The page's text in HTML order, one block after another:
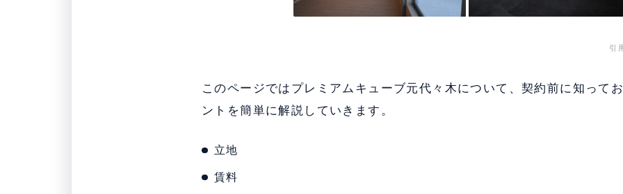
引
このページではプレミアムキューブ元代々木について、契約前に知って
ントを簡単に解説していきます。
立地
賃料